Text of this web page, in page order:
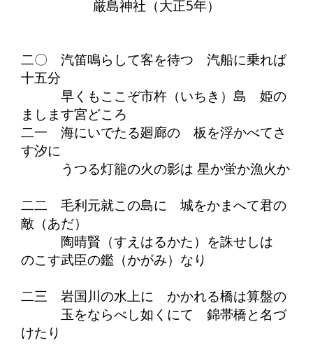
厳島神社（大正5年）
二〇 汽笛鳴らして客を待つ 汽船に乗れば
十五分
早くもここぞ市杵（いちき）島 姫の
まします宮どころ
二一 海にいでたる廻廊の 板を浮かべてさ
す汐に
うつる灯籠の火の影は 星か蛍か漁火か
二二 毛利元就この島に 城をかまへて君の
敵（あだ）
陶晴賢（すえはるかた）を誅せしは
のこす武臣の鑑（かがみ）なり
二三 岩国川の水上に かかれる橋は算盤の
玉をならべし如くにて 錦帯橋と名づ
けたり